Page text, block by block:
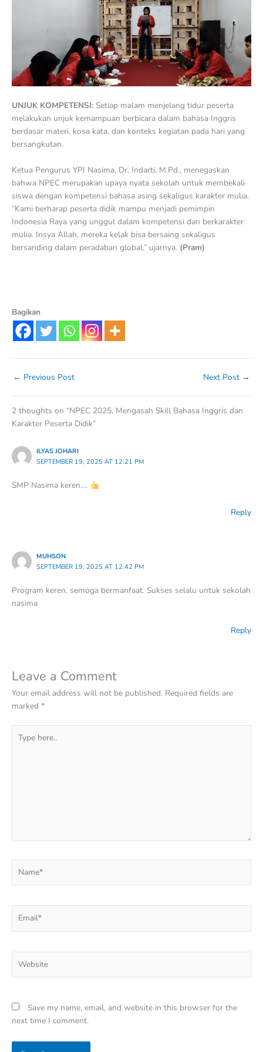
UNJUK KOMPETENSI: Setiap malam menjelang tidur peserta
melakukan unjuk kemampuan berbicara dalam bahasa Inggris
berdasar materi, kosa kata, dan konteks kegiatan pada hari yang
bersangkutan.
Ketua Pengurus YPI Nasima, Dr. Indarti, M.Pd., menegaskan
bahwa NPEC merupakan upaya nyata sekolah untuk membekali
siswa dengan kompetensi bahasa asing sekaligus karakter mulia.
“Kami berharap peserta didik mampu menjadi pemimpin
Indonesia Raya yang unggul dalam kompetensi dan berkarakter
mulia. Insya Allah, mereka kelak bisa bersaing sekaligus
bersanding dalam peradaban global,” ujarnya. (Pram)
Bagikan
← Previous Post Next Post →
2 thoughts on “NPEC 2025, Mengasah Skill Bahasa Inggris dan
Karakter Peserta Didik”
ILYAS JOHARI
SEPTEMBER 19, 2025 AT 12:21 PM
SMP Nasima keren….
Reply
MUHSON
SEPTEMBER 19, 2025 AT 12:42 PM
Program keren, semoga bermanfaat. Sukses selalu untuk sekolah
nasima
Reply
Leave a Comment
Your email address will not be published. Required fields are
marked *
here..
Save my name, email, and website in this browser for the
next time I comment.